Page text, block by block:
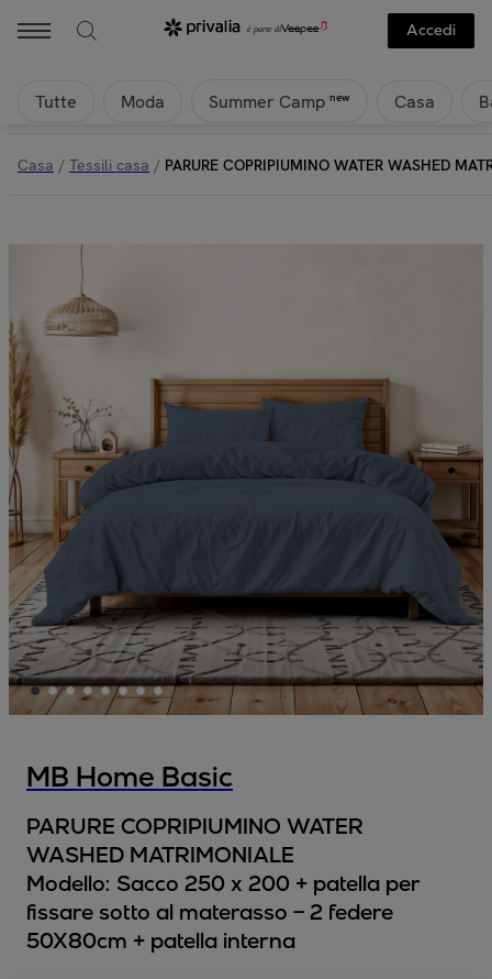
Accedi
Tutte Moda Summer Camp new Casa
Casa / Tessili casa / PARURE COPRIPIUMINO WATER WASHED
MB Home Basic
PARURE COPRIPIUMINO WATER
WASHED MATRIMONIALE
Modello: Sacco 250 x 200 + patella per
fissare sotto al materasso – 2 federe
50X80cm + patella interna